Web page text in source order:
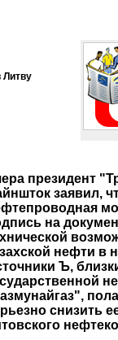
Литву
президент
заявил,
на
нефти в
Ъ,
снизить